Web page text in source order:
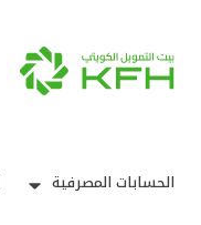
الحسابات المصرفية